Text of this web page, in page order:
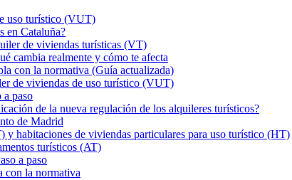
uso turístico (VUT)
en Cataluña?
de viviendas turísticas (VT)
cambia realmente y cómo te afecta
con la normativa (Guía actualizada)
de viviendas de uso turístico (VUT)
a paso
de la nueva regulación de los alquileres turísticos?
de Madrid
habitaciones de viviendas particulares para uso turístico (HT)
turísticos (AT)
a paso
con la normativa